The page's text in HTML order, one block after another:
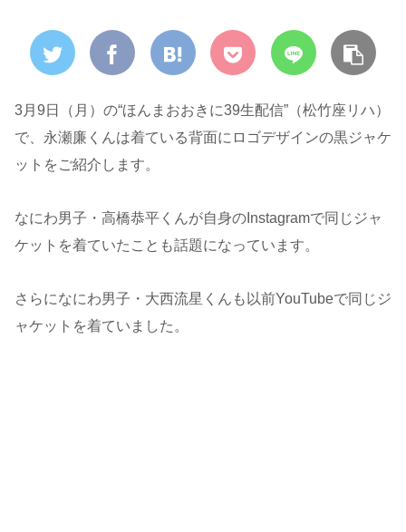
3月9日（月）の“ほんまおおきに39生配信”（松竹座リハ）
で、永瀬廉くんは着ている背面にロゴデザインの黒ジャケ
ットをご紹介します。
なにわ男子・高橋恭平くんが自身のInstagramで同じジャ
ケットを着ていたことも話題になっています。
さらになにわ男子・大西流星くんも以前YouTubeで同じジ
ャケットを着ていました。